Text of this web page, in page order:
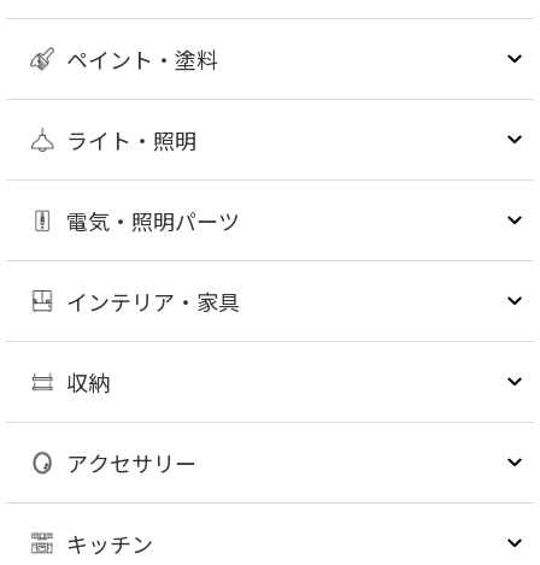
ペイント・塗料
ライト・照明
電気・照明パーツ
インテリア・家具
収納
アクセサリー
キッチン